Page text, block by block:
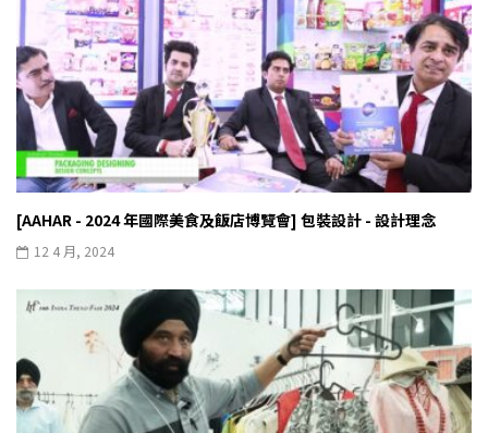
[AAHAR - 2024 年國際美食及飯店博覽會] 包裝設計 - 設計理念
12 4 月, 2024